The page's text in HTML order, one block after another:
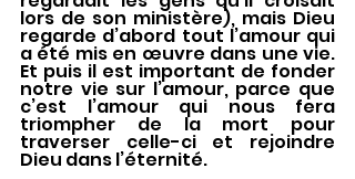
lors de son ministère), mais Dieu
regarde d’abord tout l’amour qui
a été mis en œuvre dans une vie.
Et puis il est important de fonder
notre vie sur l’amour, parce que
c’est l’amour qui nous fera
triompher de la mort pour
traverser celle-ci et rejoindre
Dieu dans l’éternité.